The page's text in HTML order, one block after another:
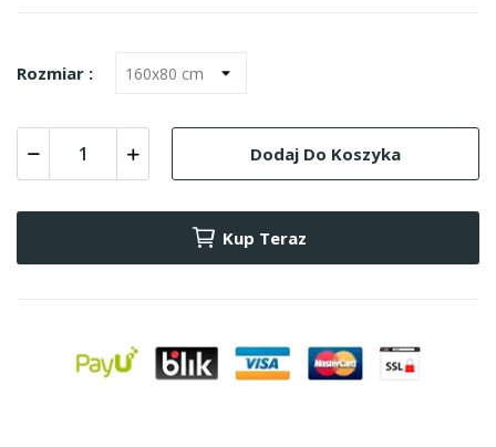
Rozmiar :
Dodaj Do Koszyka
Kup Teraz